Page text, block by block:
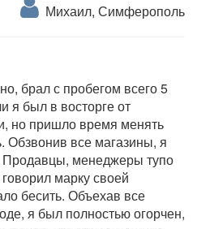
Михаил, Симферополь
брал с пробегом всего 5
я был в восторге от
но пришло время менять
Обзвонив все магазины, я
менеджеры тупо
марку своей
бесить. Объехав все
я был полностью огорчен,